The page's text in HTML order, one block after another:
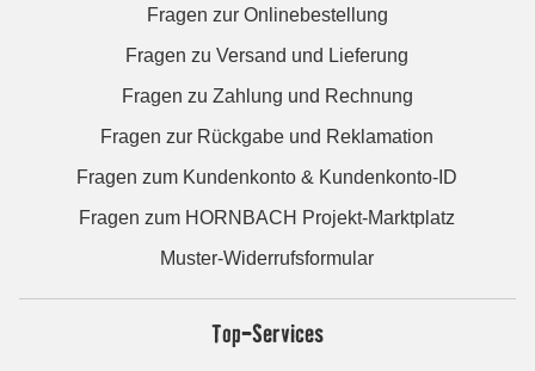
Fragen zur Onlinebestellung
Fragen zu Versand und Lieferung
Fragen zu Zahlung und Rechnung
Fragen zur Rückgabe und Reklamation
Fragen zum Kundenkonto & Kundenkonto-ID
Fragen zum HORNBACH Projekt-Marktplatz
Muster-Widerrufsformular
Top-Services